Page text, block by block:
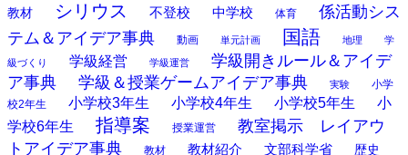
教材
シリウス 不登校 中学校 体育
係活動シス
テム＆アイデア事典
動画 単元計画 国語 地理 学
級づくり 学級経営 学級運営
学級開きルール＆アイデ
ア事典
学級＆授業ゲームアイデア事典 実験
小学
校2年生
小学校3年生 小学校4年生 小学校5年生
小
学校6年生
指導案 授業運営
教室掲示 レイアウ
トアイデア事典
教材 教材紹介 文部科学省 歴史